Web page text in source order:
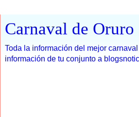
Carnaval de Oruro
Toda la información del mejor
información de tu conjunto a